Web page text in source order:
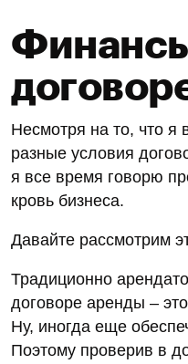
Несмотря на то, что я
разные условия
я все время говорю
кровь бизнеса.
Давайте рассмотрим
Традиционно
договоре аренды –
Ну, иногда еще
Поэтому проверив в